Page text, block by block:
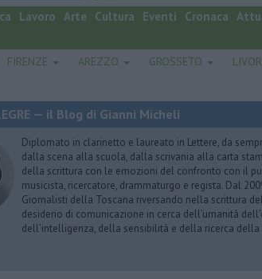
Lavoro Arte Cultura Eventi Cronaca
FIRENZE AREZZO GROSSETO
— il Blog di Gianni Micheli
Diplomato in clarinetto e laureato in Lettere, da
dalla scena alla scuola, dalla scrivania alla carta
della scrittura con le emozioni del confronto con il
musicista, ricercatore, drammaturgo e regista. Dal
Giornalisti della Toscana riversando nella scrittura
desiderio di comunicazione in cerca dell’umanità
dell’intelligenza, della sensibilità e della ricerca